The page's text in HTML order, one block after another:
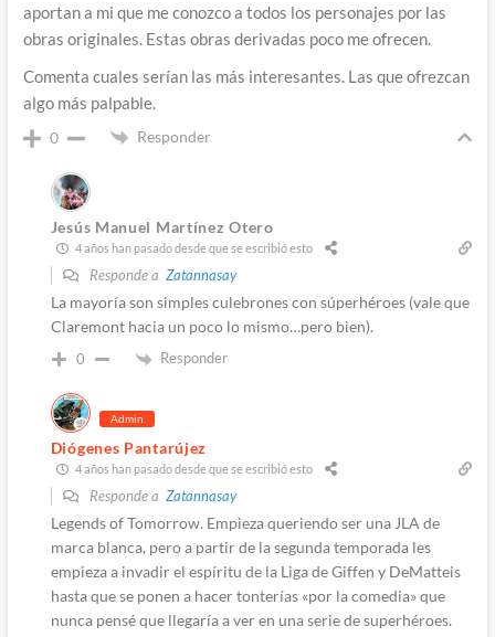
aportan a mi que me conozco a todos los personajes por las
obras originales. Estas obras derivadas poco me ofrecen.
Comenta cuales serían las más interesantes. Las que ofrezcan
algo más palpable.
0 Responder
Jesús Manuel Martínez Otero
4 años han pasado desde que se escribió esto
Responde a Zatannasay
La mayoría son simples culebrones con súperhéroes (vale que
Claremont hacia un poco lo mismo…pero bien).
0 Responder
Admin
Diógenes Pantarújez
4 años han pasado desde que se escribió esto
Responde a Zatannasay
Legends of Tomorrow. Empieza queriendo ser una JLA de
marca blanca, pero a partir de la segunda temporada les
empieza a invadir el espíritu de la Liga de Giffen y DeMatteis
hasta que se ponen a hacer tonterías «por la comedia» que
nunca pensé que llegaría a ver en una serie de superhéroes.